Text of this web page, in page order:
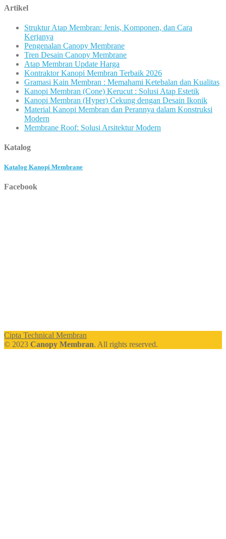
Artikel
Struktur Atap Membran: Jenis, Komponen, dan Cara
Kerjanya
Pengenalan Canopy Membrane
Tren Desain Canopy Membrane
Atap Membran Update Harga
Kontraktor Kanopi Membran Terbaik 2026
Gramasi Kain Membran : Memahami Ketebalan dan Kualitas
Kanopi Membran (Cone) Kerucut : Solusi Atap Estetik
Kanopi Membran (Hyper) Cekung dengan Desain Ikonik
Material Kanopi Membran dan Perannya dalam Konstruksi
Modern
Membrane Roof: Solusi Arsitektur Modern
Katalog
Katalog Kanopi Membrane
Facebook
Cipta Technical Membran
© 2023 Canopy Membran. All rights reserved.